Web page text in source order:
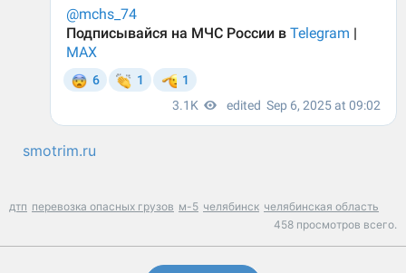
smotrim.ru
дтп перевозка опасных грузов м-5 челябинск челябинская область
458 просмотров всего.